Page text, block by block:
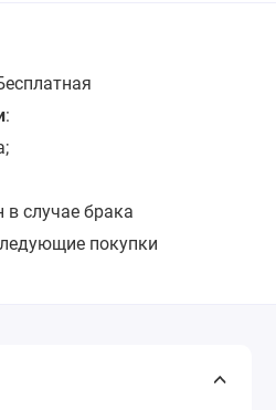
:
в случае брака
покупки